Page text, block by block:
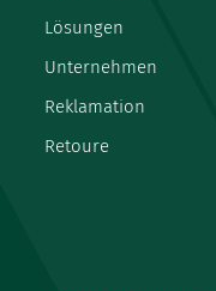
Lösungen
Unternehmen
Reklamation
Retoure